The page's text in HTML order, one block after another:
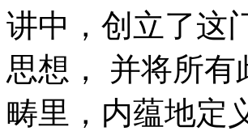
讲中，创立了这
思想， 并将所
畴里，内蕴地定